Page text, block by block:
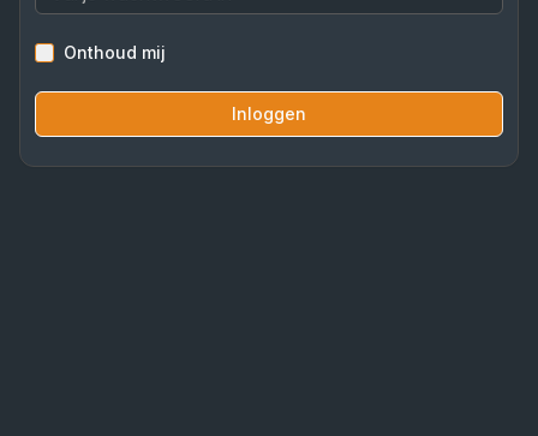
Onthoud mij
Inloggen